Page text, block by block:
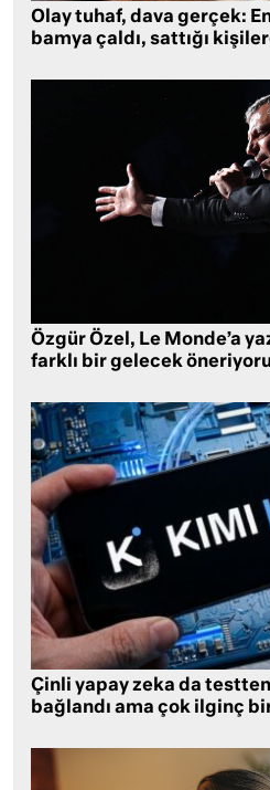
Olay tuhaf, dava gerçek:
bamya çaldı, sattığı
Özgür Özel, Le Monde’a
farklı bir gelecek
Çinli yapay zeka da
bağlandı ama çok ilginç